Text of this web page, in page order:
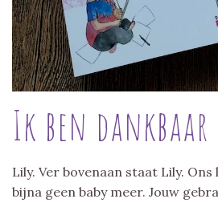
Ik ben
Lily. Ver bovenaan staat Lily. Ons
bijna geen baby meer. Jouw